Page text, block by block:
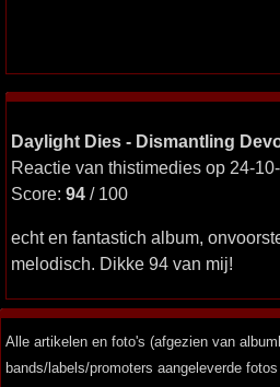
Daylight Dies - Dismantling
Reactie van thistimedies op 24-
Score: 94 / 100
echt en fantastich album,
melodisch. Dikke 94 van mij!
Alle artikelen en foto's (afgezien van
bands/labels/promoters aangeleverde